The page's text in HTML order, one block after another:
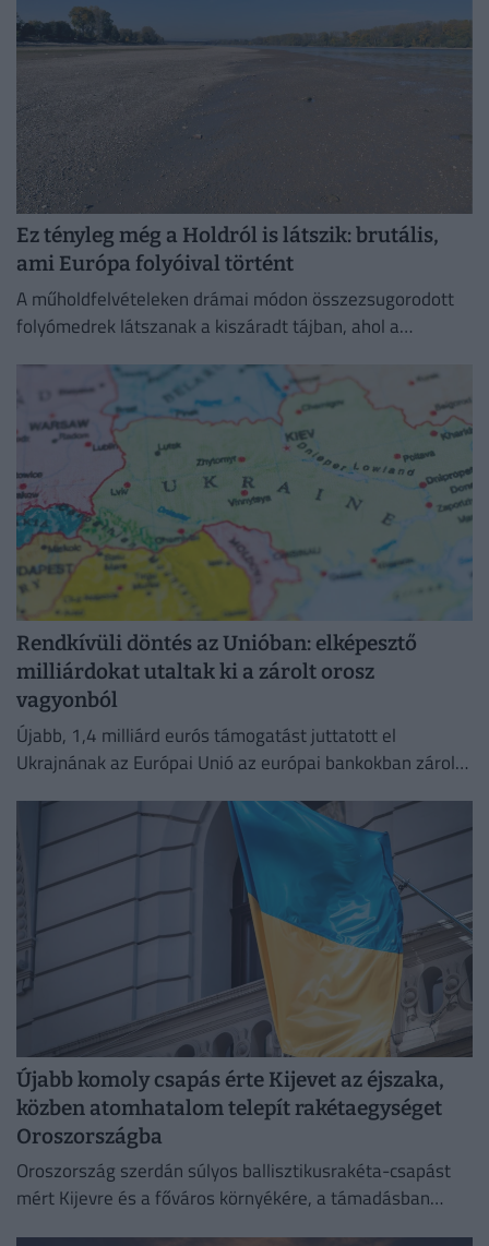
Ez tényleg még a Holdról is látszik: brutális,
ami Európa folyóival történt
A műholdfelvételeken drámai módon összezsugorodott
folyómedrek látszanak a kiszáradt tájban, ahol a
felszín alatti homokpadokat tárt fel.
Rendkívüli döntés az Unióban: elképesztő
milliárdokat utaltak ki a zárolt orosz
vagyonból
Újabb, 1,4 milliárd eurós támogatást juttatott el
Ukrajnának az Európai Unió az európai bankokban zárolt
Újabb komoly csapás érte Kijevet az éjszaka,
közben atomhatalom telepít rakétaegységet
Oroszországba
Oroszország szerdán súlyos ballisztikusrakéta-csapást
mért Kijevre és a főváros környékére, a támadásban